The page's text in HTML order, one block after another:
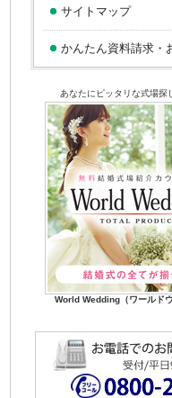
サイトマップ
かんたん資料請求・
あなたにピッタリな式場探
World Wedding（ワールドウ